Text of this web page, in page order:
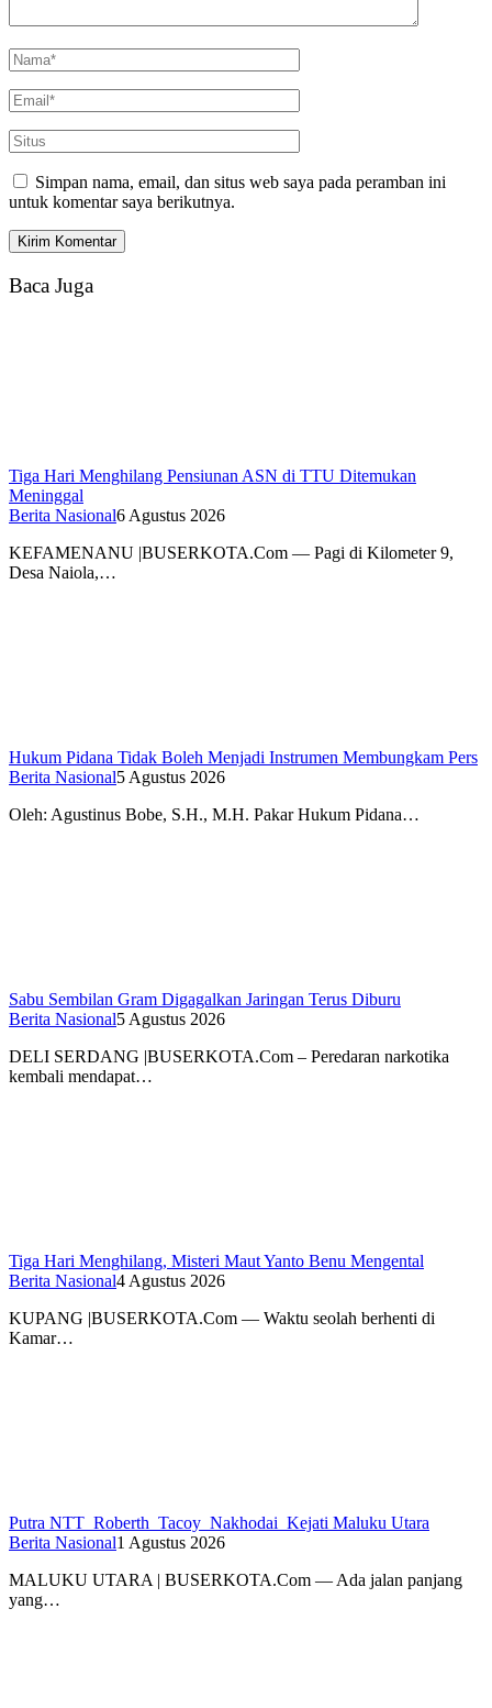
Simpan nama, email, dan situs web saya pada peramban ini
untuk komentar saya berikutnya.
Baca Juga
Tiga Hari Menghilang Pensiunan ASN di TTU Ditemukan
Meninggal
Berita Nasional6 Agustus 2026
KEFAMENANU |BUSERKOTA.Com — Pagi di Kilometer 9,
Desa Naiola,…
Hukum Pidana Tidak Boleh Menjadi Instrumen Membungkam Pers
Berita Nasional5 Agustus 2026
Oleh: Agustinus Bobe, S.H., M.H. Pakar Hukum Pidana…
Sabu Sembilan Gram Digagalkan Jaringan Terus Diburu
Berita Nasional5 Agustus 2026
DELI SERDANG |BUSERKOTA.Com – Peredaran narkotika
kembali mendapat…
Tiga Hari Menghilang, Misteri Maut Yanto Benu Mengental
Berita Nasional4 Agustus 2026
KUPANG |BUSERKOTA.Com — Waktu seolah berhenti di
Kamar…
Putra NTT Roberth Tacoy Nakhodai Kejati Maluku Utara
Berita Nasional1 Agustus 2026
MALUKU UTARA | BUSERKOTA.Com — Ada jalan panjang
yang…